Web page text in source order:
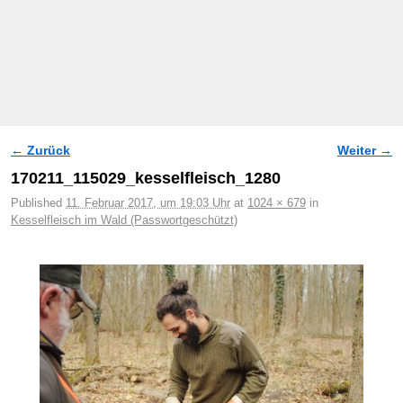
Bilder-Navigation
← Zurück Weiter →
170211_115029_kesselfleisch_1280
Published 11. Februar 2017, um 19:03 Uhr at 1024 × 679 in
Kesselfleisch im Wald (Passwortgeschützt)